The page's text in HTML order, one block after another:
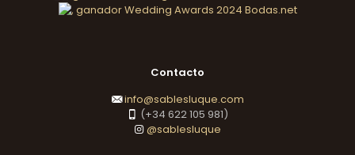
Contacto
info@sablesluque.com
(+34 622 105 981)
@sablesluque